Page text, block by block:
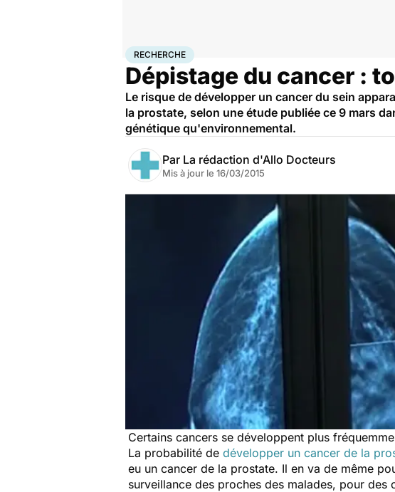
AccueilSantéMaladies
RECHERCHE
Dépistage du cancer :
Le risque de développer un cancer du sein
la prostate, selon une étude publiée ce 9 mars
génétique qu'environnemental.
Par La rédaction d'Allo Docteurs
Mis à jour le 16/03/2015
Certains cancers se développent plus
La probabilité de développer un cancer de la
eu un cancer de la prostate. Il en va de même
surveillance des proches des malades, pour des